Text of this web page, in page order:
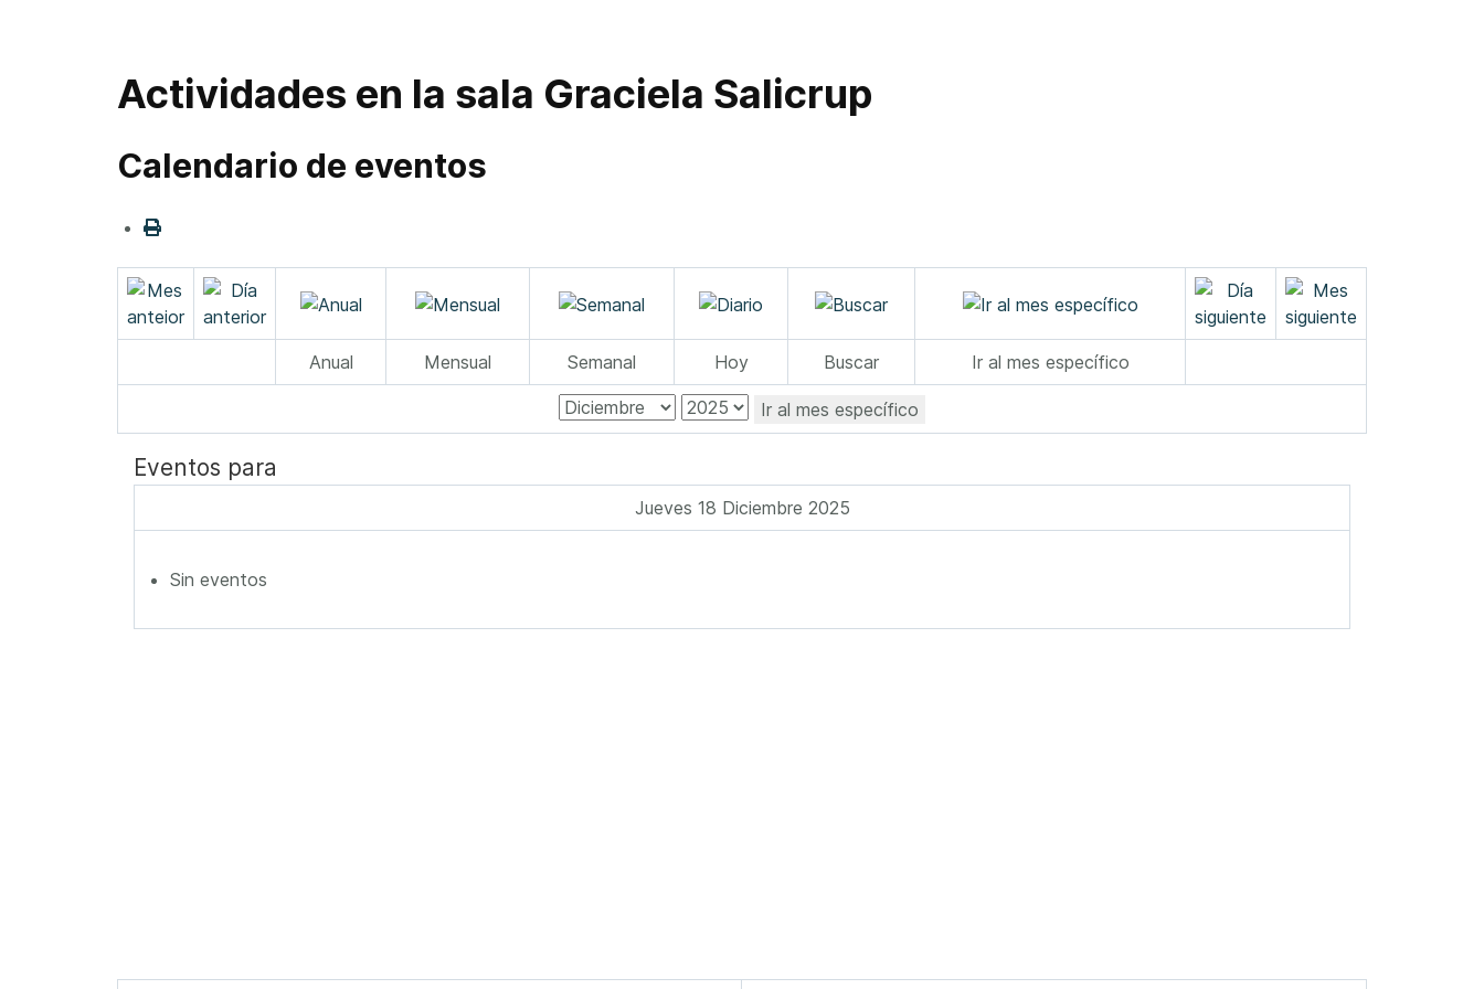
Actividades en la sala Graciela Salicrup
Calendario de eventos
Anual Mensual Semanal Hoy Buscar Ir al mes específico
Ir al mes específico
Eventos para
Jueves 18 Diciembre 2025
Sin eventos